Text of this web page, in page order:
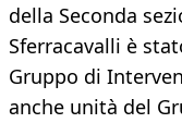
della Seconda
Sferracavalli è
Gruppo di
anche unità del